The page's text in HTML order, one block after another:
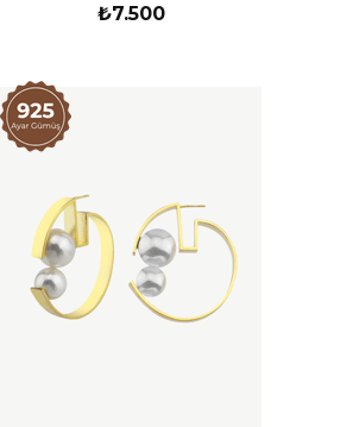
₺7.500